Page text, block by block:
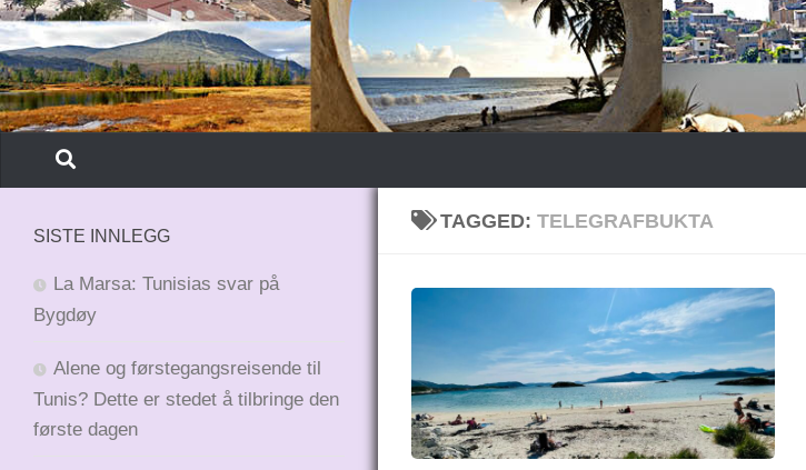
TAGGED:TELEGRAFBUKTA
SISTE INNLEGG
La Marsa: Tunisias svar på
Bygdøy
Alene og førstegangsreisende til
Tunis? Dette er stedet å tilbringe den
første dagen